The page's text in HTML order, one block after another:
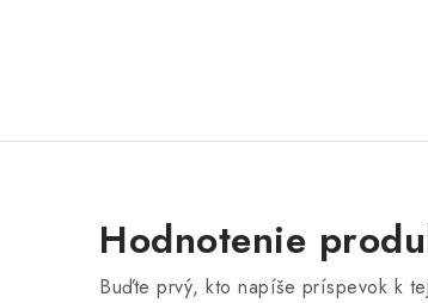
Hodnotenie
Buďte prvý, kto napíše príspevok k